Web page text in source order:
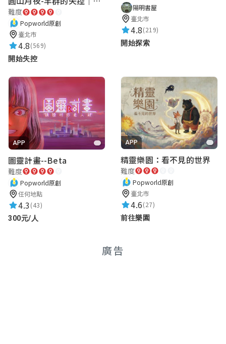
難度
Popworld原創
臺北市
4.8(569)
開始失控
陽明書屋
臺北市
4.8(219)
開始探索
APP
圖靈計畫--Beta
難度
Popworld原創
任何地點
4.3(43)
300元/人
APP
精靈樂園：看不見的世界
難度
Popworld原創
臺北市
4.6(27)
前往樂園
廣告